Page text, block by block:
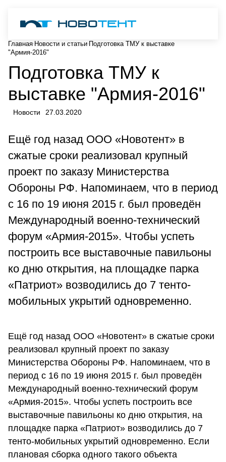
Главная Новости и статьи Подготовка ТМУ к выставке
"Армия-2016"
Подготовка ТМУ к
выставке "Армия-2016"
Новости 27.03.2020
Ещё год назад ООО «Новотент» в
сжатые сроки реализовал крупный
проект по заказу Министерства
Обороны РФ. Напоминаем, что в период
с 16 по 19 июня 2015 г. был проведён
Международный военно-технический
форум «Армия-2015». Чтобы успеть
построить все выставочные павильоны
ко дню открытия, на площадке парка
«Патриот» возводились до 7 тенто-
мобильных укрытий одновременно.
Ещё год назад ООО «Новотент» в сжатые сроки
реализовал крупный проект по заказу
Министерства Обороны РФ. Напоминаем, что в
период с 16 по 19 июня 2015 г. был проведён
Международный военно-технический форум
«Армия-2015». Чтобы успеть построить все
выставочные павильоны ко дню открытия, на
площадке парка «Патриот» возводились до 7
тенто-мобильных укрытий одновременно. Если
плановая сборка одного такого объекта